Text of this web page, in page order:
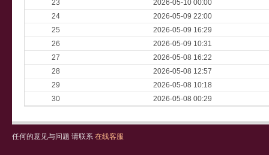
23
2026-05-10 00:00
24
2026-05-09 22:00
25
2026-05-09 16:29
26
2026-05-09 10:31
27
2026-05-08 16:22
28
2026-05-08 12:57
29
2026-05-08 10:18
30
2026-05-08 00:29
任何的意见与问题 请联系 在线客服